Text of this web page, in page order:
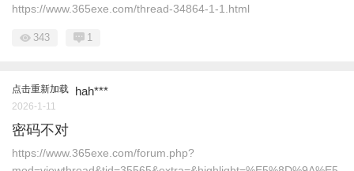
https://www.365exe.com/thread-34864-1-1.html
343 1
点击重新加载 hah***
2026-1-11
密码不对
https://www.365exe.com/forum.php?